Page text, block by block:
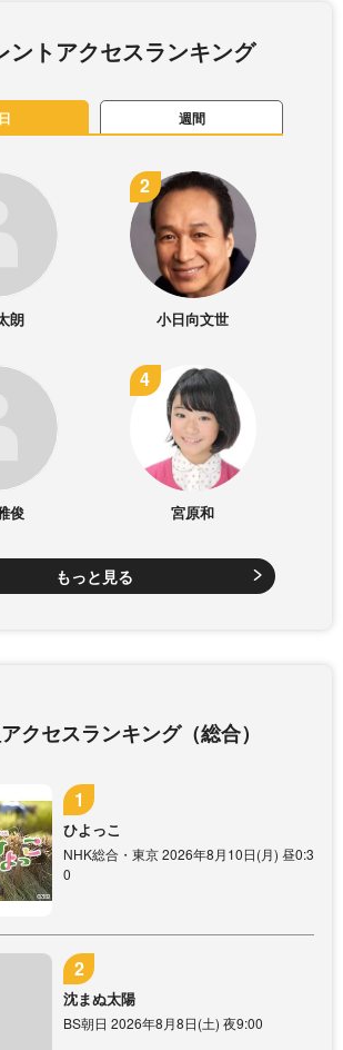
ントアクセスランキング
週間
朗 小日向文世
俊 宮原和
もっと見る
クセスランキング（総合）
ひよっこ
NHK総合・東京 2026年8月10日(月) 昼0:3
0
沈まぬ太陽
BS朝日 2026年8月8日(土) 夜9:00